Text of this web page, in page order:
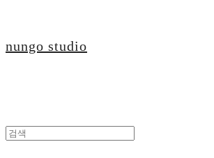
nungo studio